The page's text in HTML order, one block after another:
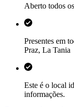
Aberto todos
Presentes em
Praz, La Tania
Este é o local
informações.